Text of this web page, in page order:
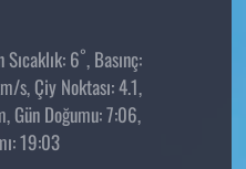
6°, Basınç:
s, Çiy Noktası: 4.1,
Gün Doğumu: 7:06,
19:03